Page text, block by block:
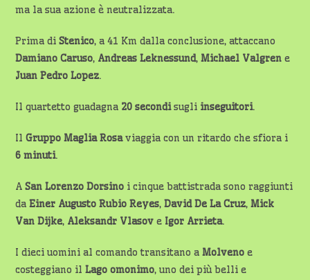
ma la sua azione è neutralizzata.
Prima diStenico, a 41 Km dalla conclusione, attaccano
Damiano Caruso, Andreas Leknessund,Michael Valgren e
Juan Pedro Lopez.
Il quartetto guadagna 20 secondisugli inseguitori.
IlGruppo Maglia Rosaviaggia con un ritardo che sfiora i
6 minuti.
ASan Lorenzo Dorsino i cinque battistrada sono raggiunti
daEiner Augusto Rubio Reyes,David De La Cruz,Mick
Van Dijke, Aleksandr Vlasov e Igor Arrieta.
I dieci uomini al comando transitano aMolveno e
costeggiano ilLago omonimo, uno dei più belli e